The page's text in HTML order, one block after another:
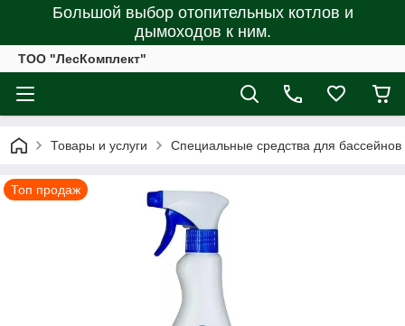
Большой выбор отопительных котлов и
дымоходов к ним.
ТОО "ЛесКомплект"
Товары и услуги Специальные средства для бассейнов
Топ продаж